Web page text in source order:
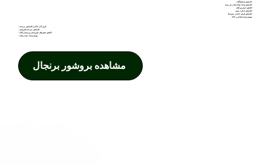
• افزایش ارتفاع گیاه
• افزایش تعداد شاخه‌ها در هر بوته
• کاهش استرس گیاه
• افزایش اندازه میوه
• افزایش ارزش غذایی میوه‌ها
• بهبود زیست‌شناسی خاک
• کربن آلی خاک را افزایش می‌دهد
• افزایش سرعت فتوسنتز
• کاهش تنش‌های غیرزیستی و زیستی گیاه
• بهبود زیست توده ریشه
مشاهده بروشور برنجال